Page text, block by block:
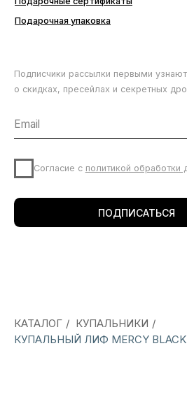
Согласие сполитикой обработки данных
КАТАЛОГ / КУПАЛЬНИКИ /
КУПАЛЬНЫЙ ЛИФ MERCY BLACK